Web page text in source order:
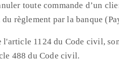
toute commande d’un
règlement par la banque
1124 du Code civil,
488 du Code civil.